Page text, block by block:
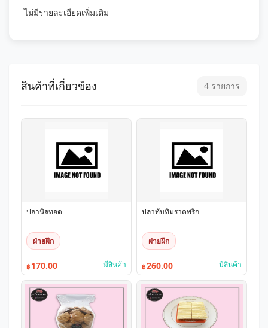
ไม่มีรายละเอียดเพิ่มเติม
สินค้าที่เกี่ยวข้อง 4 รายการ
ปลานิลทอด
ฝ่ายฝึก
฿ 170.00 มีสินค้า
ปลาทับทิมราดพริก
ฝ่ายฝึก
฿260.00 มีสินค้า